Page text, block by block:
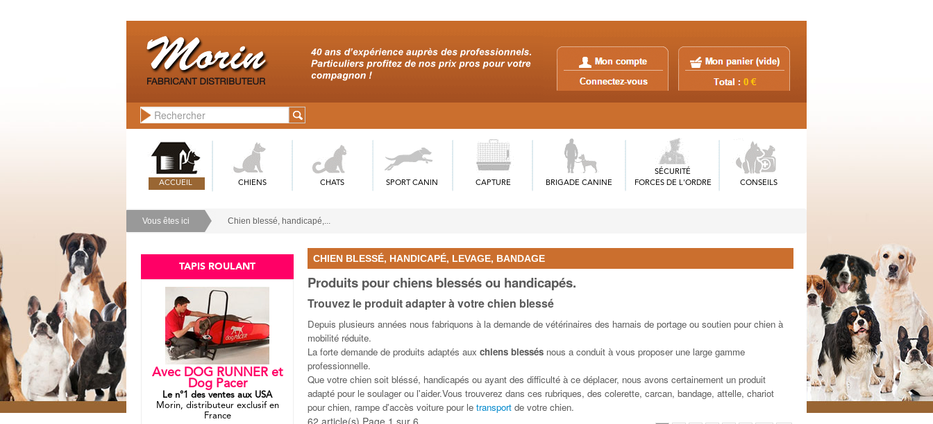
ACCUEIL CHIENS CHATS SPORT CANIN CAPTURE BRIGADE CANINE
SÉCURITÉ
FORCES DE L'ORDRE
CONSEILS
Vous êtes ici Chien blessé, handicapé,...
TAPIS ROULANT
Avec DOG RUNNER et
Dog Pacer
Le n°1 des ventes aux USA
Morin, distributeur exclusif en
France
CHIEN BLESSÉ, HANDICAPÉ, LEVAGE, BANDAGE
Produits pour chiens blessés ou handicapés.
Trouvez le produit adapter à votre chien blessé
Depuis plusieurs années nous fabriquons à la demande de vétérinaires des harnais de portage ou soutien pour chien à
mobilité réduite.
La forte demande de produits adaptés aux chiens blessés nous a conduit à vous proposer une large gamme
professionnelle.
Que votre chien soit bléssé, handicapés ou ayant des difficulté à ce déplacer, nous avons certainement un produit
adapté pour le soulager ou l'aider.Vous trouverez dans ces rubriques, des colerette, carcan, bandage, attelle, chariot
pour chien, rampe d'accès voiture pour le transport de votre chien.
62 article(s) Page 1 sur 6